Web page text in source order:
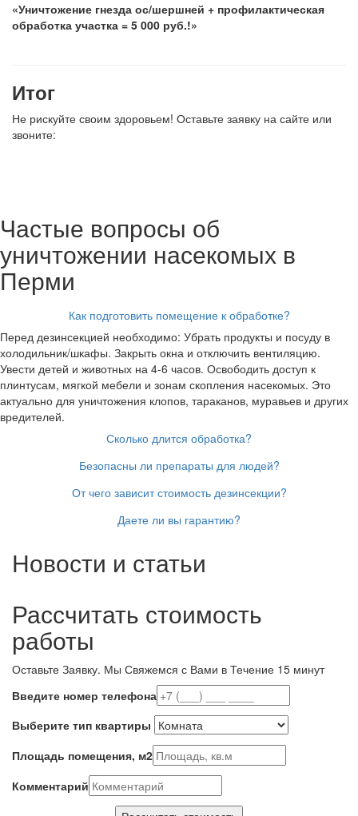
«Уничтожение гнезда ос/шершней + профилактическая
обработка участка = 5 000 руб.!»
Итог
Не рискуйте своим здоровьем! Оставьте заявку на сайте или
звоните:
Частые вопросы об
уничтожении насекомых в
Перми
Как подготовить помещение к обработке?
Перед дезинсекцией необходимо: Убрать продукты и посуду в
холодильник/шкафы. Закрыть окна и отключить вентиляцию.
Увести детей и животных на 4-6 часов. Освободить доступ к
плинтусам, мягкой мебели и зонам скопления насекомых. Это
актуально для уничтожения клопов, тараканов, муравьев и других
вредителей.
Сколько длится обработка?
Безопасны ли препараты для людей?
От чего зависит стоимость дезинсекции?
Даете ли вы гарантию?
Новости и статьи
Рассчитать стоимость
работы
Оставьте Заявку. Мы Свяжемся с Вами в Течение 15 минут
Введите номер телефона
Выберите тип квартиры
Площадь помещения, м2
Комментарий